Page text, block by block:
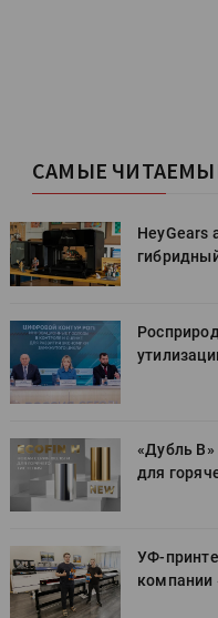
САМЫЕ
HeyGears
«Дубль В»
для
УФ-
компании